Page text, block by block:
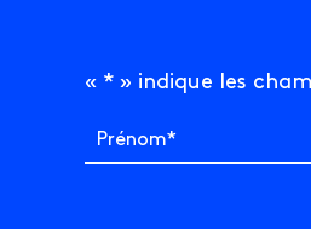
« * » indique les
Prénom*